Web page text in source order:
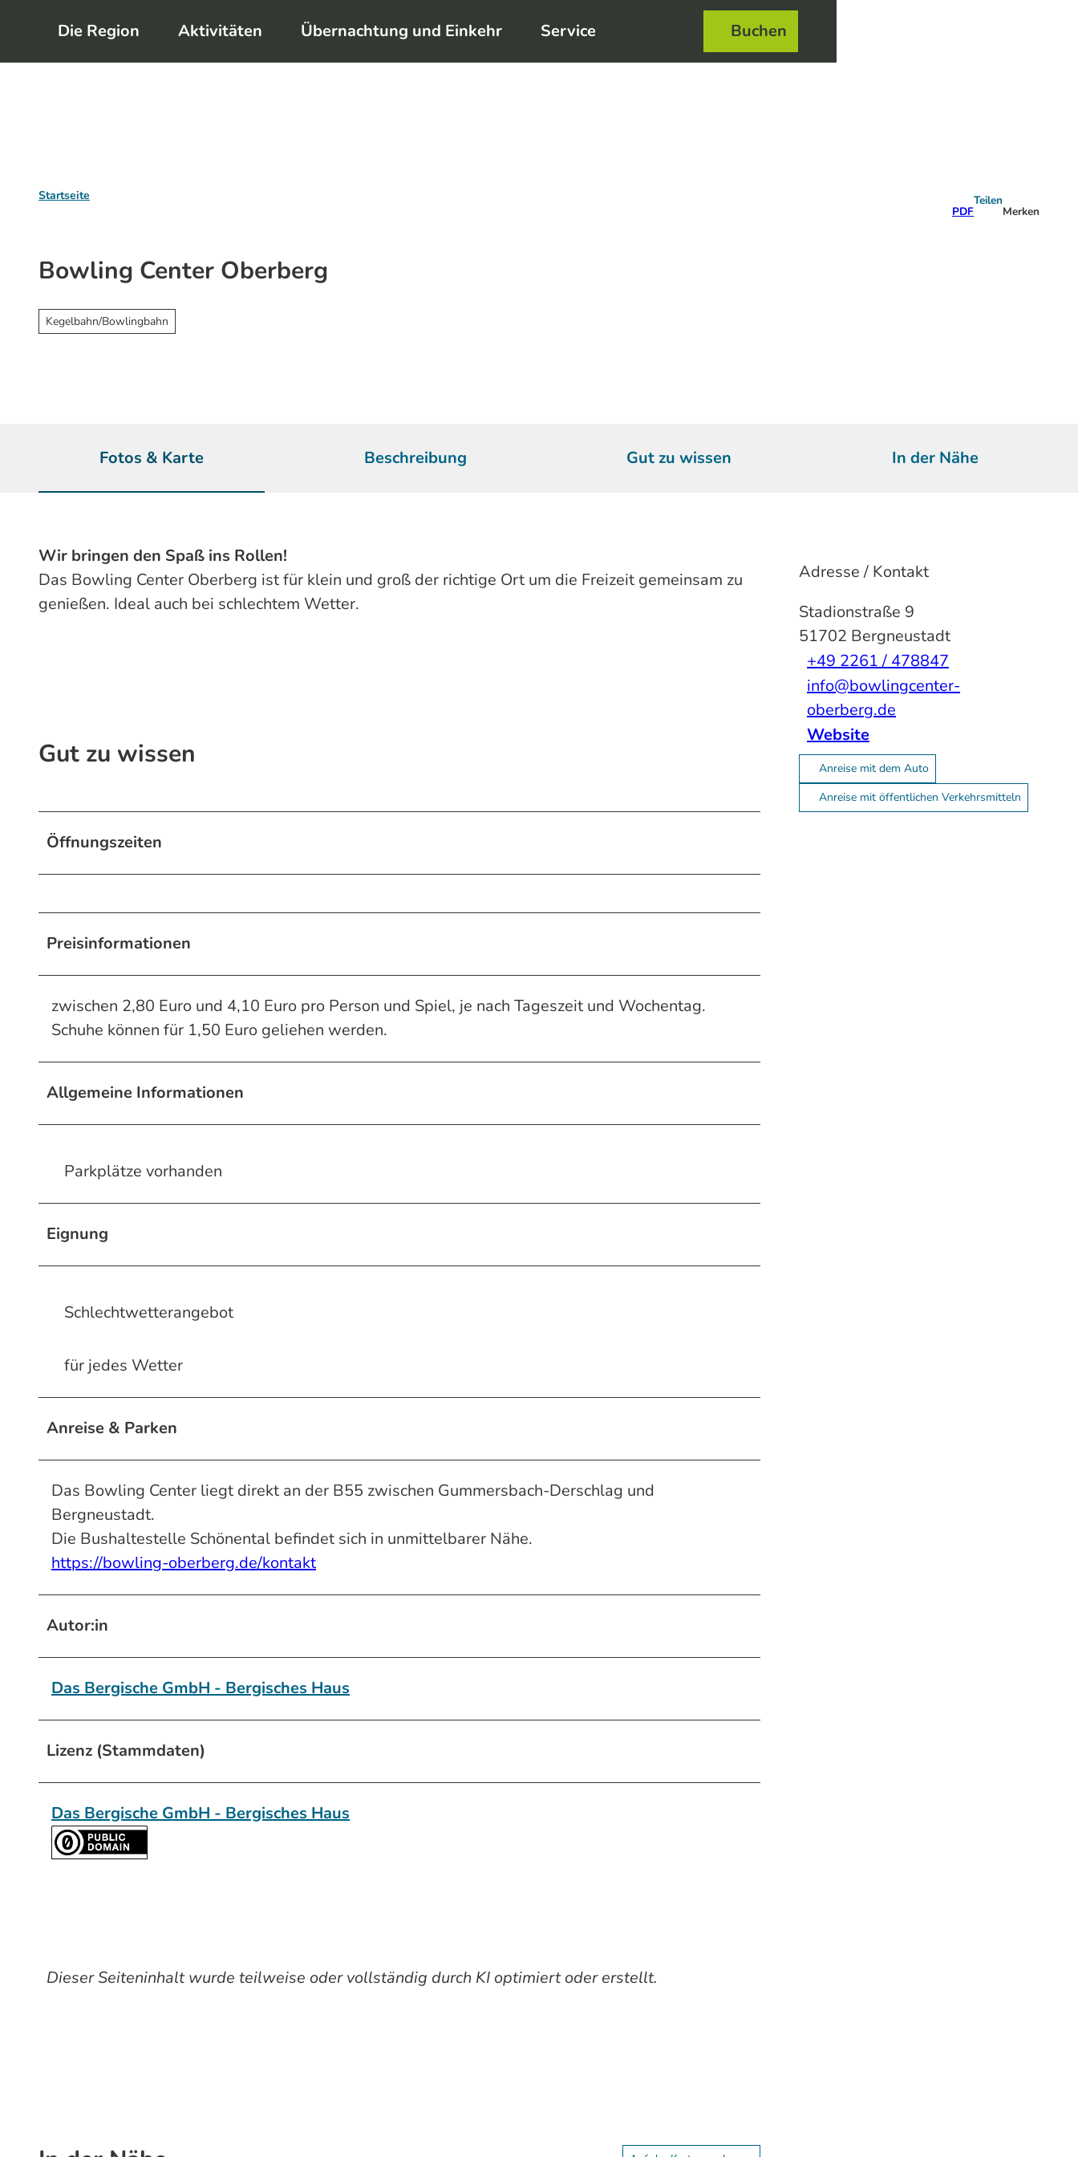
m
Die Region Aktivitäten Übernachtung und Einkehr Service Buchen
Startseite
PDF
Teilen
Merken
Bowling Center Oberberg
Kegelbahn/Bowlingbahn
Fotos & Karte Beschreibung Gut zu wissen In der Nähe
Wir bringen den Spaß ins Rollen!
Das Bowling Center Oberberg ist für klein und groß der richtige Ort um die Freizeit gemeinsam zu
genießen. Ideal auch bei schlechtem Wetter.
Gut zu wissen
Öffnungszeiten
Preisinformationen
zwischen 2,80 Euro und 4,10 Euro pro Person und Spiel, je nach Tageszeit und Wochentag.
Schuhe können für 1,50 Euro geliehen werden.
Allgemeine Informationen
Parkplätze vorhanden
Eignung
Schlechtwetterangebot
für jedes Wetter
Anreise & Parken
Das Bowling Center liegt direkt an der B55 zwischen Gummersbach-Derschlag und
Bergneustadt.
Die Bushaltestelle Schönental befindet sich in unmittelbarer Nähe.
https://bowling-oberberg.de/kontakt
Autor:in
Das Bergische GmbH - Bergisches Haus
Lizenz (Stammdaten)
Das Bergische GmbH - Bergisches Haus
Dieser Seiteninhalt wurde teilweise oder vollständig durch KI optimiert oder erstellt.
Adresse / Kontakt
Stadionstraße 9
51702 Bergneustadt
+49 2261 / 478847
info@bowlingcenter-
oberberg.de
Website
Anreise mit dem Auto
Anreise mit öffentlichen Verkehrsmitteln